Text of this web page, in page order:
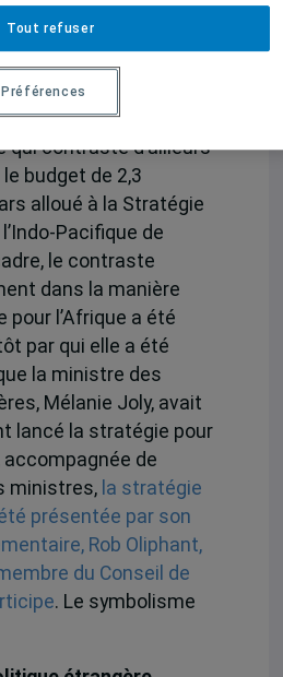
du
s’est pas seulement
de consacrer des
à la stratégie
qui contraste d’ailleurs
budget de 2,3
alloué à la Stratégie
Pacifique de
le contraste
dans la manière
l’Afrique a été
par qui elle a été
la ministre des
Mélanie Joly, avait
lancé la stratégie pour
accompagnée de
ministres,la stratégie
présentée par son
Rob Oliphant,
du Conseil de
. Le symbolisme
Tout refuser
Préférences